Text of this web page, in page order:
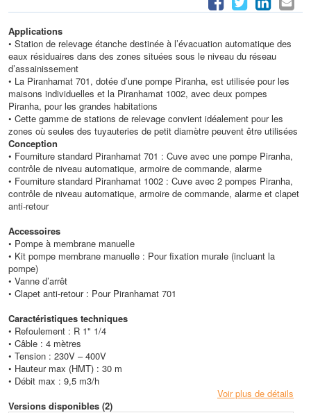
Applications
• Station de relevage étanche destinée à l’évacuation automatique des
eaux résiduaires dans des zones situées sous le niveau du réseau
d’assainissement
• La Piranhamat 701, dotée d’une pompe Piranha, est utilisée pour les
maisons individuelles et la Piranhamat 1002, avec deux pompes
Piranha, pour les grandes habitations
• Cette gamme de stations de relevage convient idéalement pour les
zones où seules des tuyauteries de petit diamètre peuvent être utilisées
Conception
• Fourniture standard Piranhamat 701 : Cuve avec une pompe Piranha,
contrôle de niveau automatique, armoire de commande, alarme
• Fourniture standard Piranhamat 1002 : Cuve avec 2 pompes Piranha,
contrôle de niveau automatique, armoire de commande, alarme et clapet
anti-retour
Accessoires
• Pompe à membrane manuelle
• Kit pompe membrane manuelle : Pour fixation murale (incluant la
pompe)
• Vanne d’arrêt
• Clapet anti-retour : Pour Piranhamat 701
Caractéristiques techniques
• Refoulement : R 1" 1/4
• Câble : 4 mètres
• Tension : 230V – 400V
• Hauteur max (HMT) : 30 m
• Débit max : 9,5 m3/h
Voir plus de détails
Versions disponibles (2)